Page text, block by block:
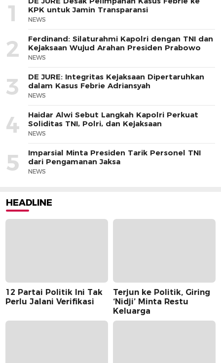
1
KPK untuk Jamin Transparansi
NEWS
2
Ferdinand: Silaturahmi Kapolri dengan TNI dan
Kejaksaan Wujud Arahan Presiden Prabowo
NEWS
3
DE JURE: Integritas Kejaksaan Dipertaruhkan
dalam Kasus Febrie Adriansyah
NEWS
4
Haidar Alwi Sebut Langkah Kapolri Perkuat
Soliditas TNI, Polri, dan Kejaksaan
NEWS
5
Imparsial Minta Presiden Tarik Personel TNI
dari Pengamanan Jaksa
NEWS
HEADLINE
12 Partai Politik Ini Tak
Perlu Jalani Verifikasi
Terjun ke Politik, Giring
‘Nidji’ Minta Restu
Keluarga